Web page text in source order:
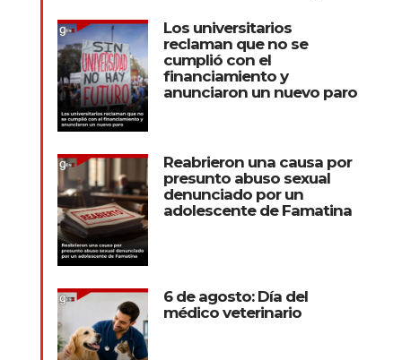
Los universitarios
reclaman que no se
cumplió con el
financiamiento y
anunciaron un nuevo paro
Reabrieron una causa por
presunto abuso sexual
denunciado por un
adolescente de Famatina
6 de agosto: Día del
médico veterinario